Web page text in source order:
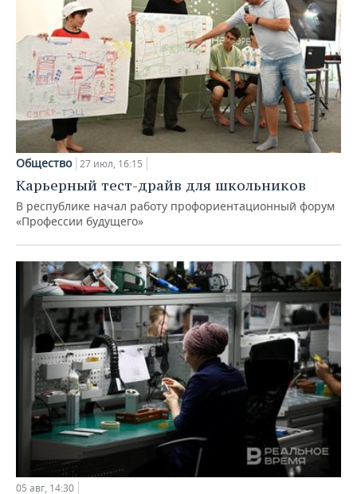
Общество 27 июл, 16:15
Карьерный тест-драйв для школьников
В республике начал работу профориентационный форум
«Профессии будущего»
05 авг, 14:30